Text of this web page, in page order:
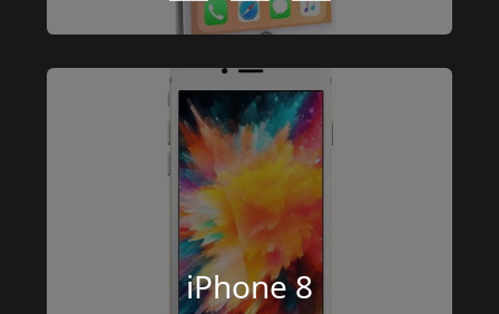
iPhone 8